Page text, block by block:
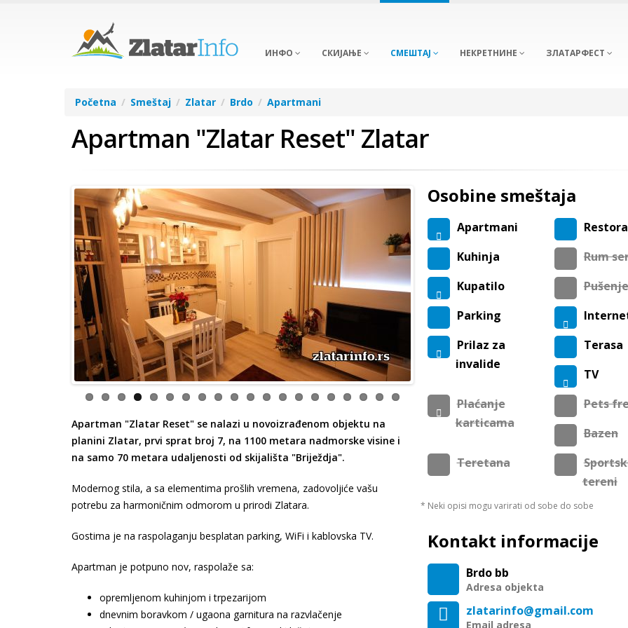
ИНФО СКИЈАЊЕ СМЕШТАЈ НЕКРЕТНИНЕ ЗЛАТАРФЕСТ
Početna Smeštaj Zlatar Brdo Apartmani
Apartman "Zlatar Reset" Zlatar
Apartman "Zlatar Reset" se nalazi u novoizrađenom objektu na
planini Zlatar, prvi sprat broj 7, na 1100 metara nadmorske visine i
na samo 70 metara udaljenosti od skijališta "Briježdja".
Modernog stila, a sa elementima prošlih vremena, zadovoljiće vašu
potrebu za harmoničnim odmorom u prirodi Zlatara.
Gostima je na raspolaganju besplatan parking, WiFi i kablovska TV.
Apartman je potpuno nov, raspolaže sa:
opremljenom kuhinjom i trpezarijom
dnevnim boravkom / ugaona garnitura na razvlačenje
Osobine smeštaja
Apartmani
Kuhinja
Rum
Kupatilo
Pušenje
Parking
Prilaz za
invalide
Terasa
TV
Plaćanje
karticama
Pets
Bazen
Teretana
tereni
* Neki opisi mogu varirati od sobe do sobe
Kontakt informacije
Brdo bb
Adresa objekta
zlatarinfo@gmail.com
Email adresa